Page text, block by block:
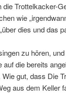
Trottelkacker-
wie
dies und das
zu hören,
die bereits
gut, dass Die
aus dem Keller